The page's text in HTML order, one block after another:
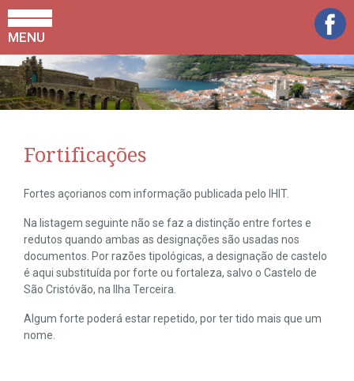
MENU
Fortificações
Fortes açorianos com informação publicada pelo IHIT.
Na listagem seguinte não se faz a distinção entre fortes e
redutos quando ambas as designações são usadas nos
documentos. Por razões tipológicas, a designação de castelo
é aqui substituída por forte ou fortaleza, salvo o Castelo de
São Cristóvão, na Ilha Terceira.
Algum forte poderá estar repetido, por ter tido mais que um
nome.